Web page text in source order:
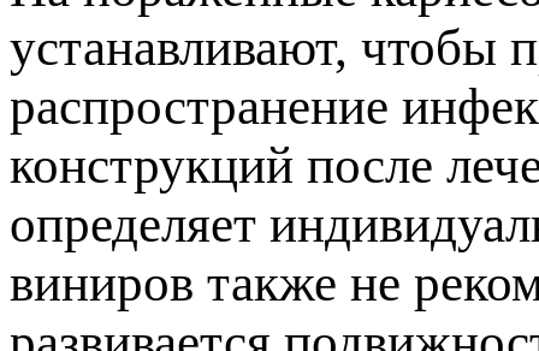
устанавливают, чтобы
распространение
конструкций после
определяет
иниров также не